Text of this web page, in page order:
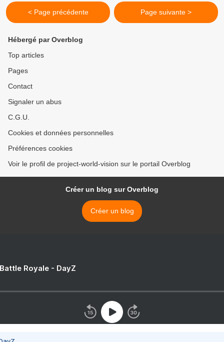
< Page précédente Page suivante >
Hébergé par Overblog
Top articles
Pages
Contact
Signaler un abus
C.G.U.
Cookies et données personnelles
Préférences cookies
Voir le profil de project-world-vision sur le portail Overblog
Créer un blog sur Overblog
Créer un blog
Royale - DayZ